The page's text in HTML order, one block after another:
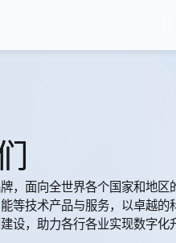
，面向全世界各个国家和地
等技术产品与服务，以卓越
设，助力各行各业实现数字化